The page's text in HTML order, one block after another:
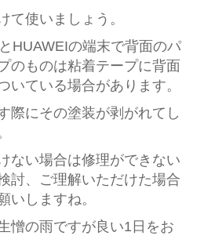
て使いましょう。
HUAWEIの端末で背面のパ
のものは粘着テープに背面
いている場合があります。
際にその塗装が剥がれてし
ない場合は修理ができない
討、ご理解いただけた場合
いしますね。
憎の雨ですが良い1日をお